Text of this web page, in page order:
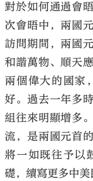
對於如何通過會
次會晤中，兩國
訪問期間，兩國
和諧萬物、順天
兩個偉大的國家
好。過去一年多
組往來明顯增多
流，是兩國元首
將一如既往予以
礎，續寫更多中美